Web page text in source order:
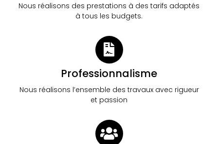
Nous réalisons des prestations à des tarifs adaptés
à tous les budgets.
Professionnalisme
Nous réalisons l’ensemble des travaux avec rigueur
et passion